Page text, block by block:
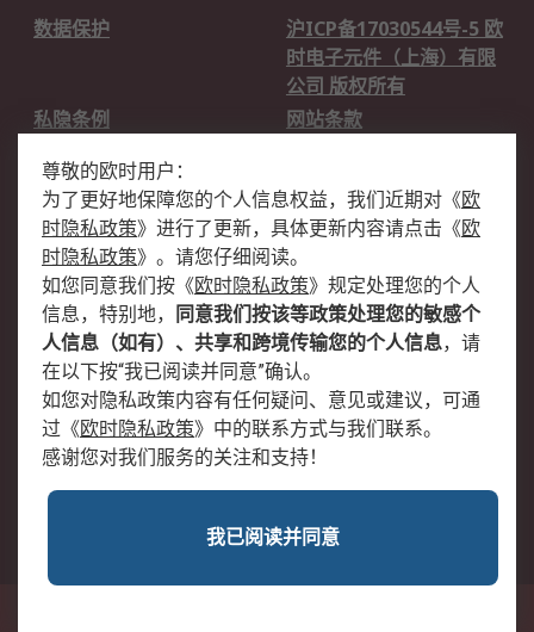
数据保护
沪ICP备17030544号-5 欧
时电子元件（上海）有限
公司 版权所有
私隐条例
网站条款
关于欧时
欧时销售条款
账户和付款
企业集团
全球办事处
关于我们
新闻中心
加入我们
沪公网安备 31011502009054号
尊敬的欧时用户：
为了更好地保障您的个人信息权益，我们近期对 《欧
时隐私政策》 进行了更新，具体更新内容请点击 《欧
时隐私政策》 。请您仔细阅读。
如您同意我们按 《欧时隐私政策》 规定处理您的个人
信息，特别地，
同意我们按该等政策处理您的敏感个
人信息（如有）、共享和跨境传输您的个人信息，请
在以下按“我已阅读并同意”确认。
如您对隐私政策内容有任何疑问、意见或建议，可通
过 《欧时隐私政策》 中的联系方式与我们联系。
感谢您对我们服务的关注和支持！
我已阅读并同意